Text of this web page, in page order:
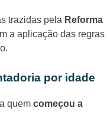
trazidas pela Reforma
a aplicação das regras
por idade
quem começou a